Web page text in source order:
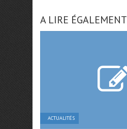
A LIRE ÉGALEMENT
ACTUALITÉS